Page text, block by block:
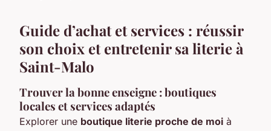
Guide d’achat et services : réussir
son choix et entretenir sa literie à
Saint-Malo
Trouver la bonne enseigne : boutiques
locales et services adaptés
Explorer une boutique literie proche de moi à